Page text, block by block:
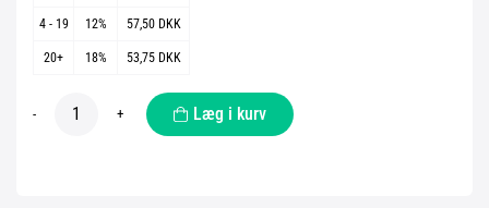
4 - 19 12% 57,50 DKK
20+ 18% 53,75 DKK
- + Læg i kurv